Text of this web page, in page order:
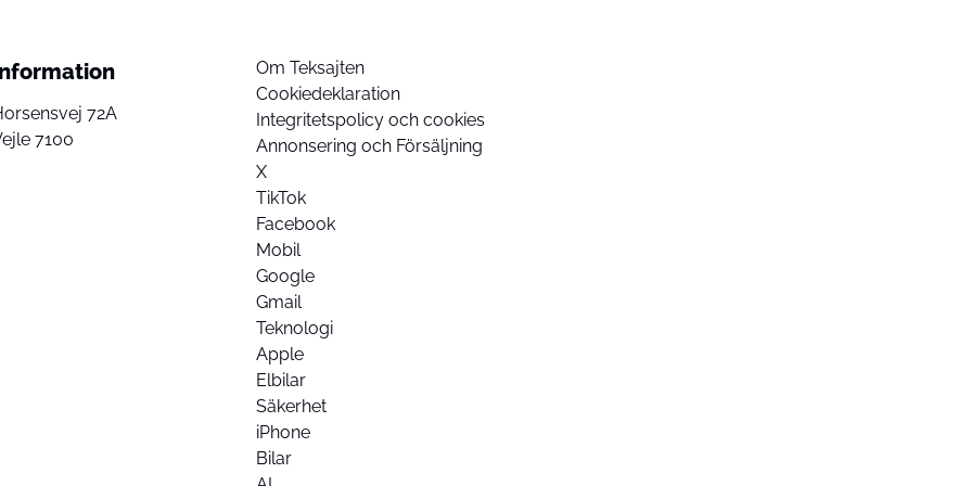
72A
7100
Om Teksajten
Cookiedeklaration
Integritetspolicy och cookies
Annonsering och Försäljning
X
TikTok
Facebook
Mobil
Google
Gmail
Teknologi
Apple
Elbilar
Säkerhet
iPhone
Bilar